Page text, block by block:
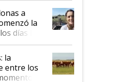
a
la
días le
la
entre los